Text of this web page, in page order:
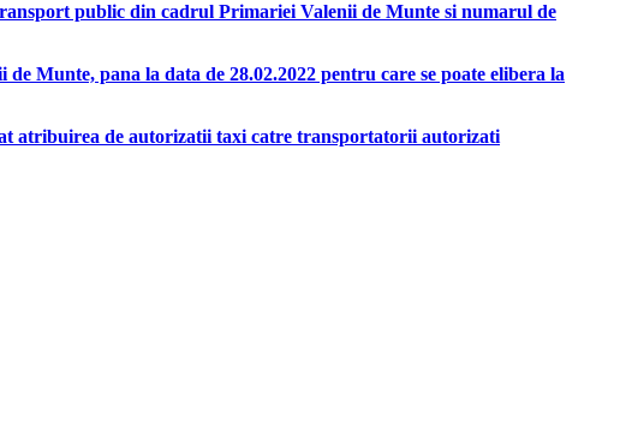
public din cadrul Primariei Valenii de Munte si numarul de
Munte, pana la data de 28.02.2022 pentru care se poate elibera la
atribuirea de autorizatii taxi catre transportatorii autorizati